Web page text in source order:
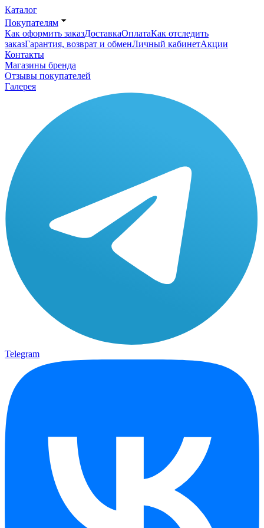
Каталог
Покупателям
Как оформить заказДоставкаОплатаКак отследить
заказГарантия, возврат и обменЛичный кабинетАкции
Контакты
Магазины бренда
Отзывы покупателей
Галерея
Telegram